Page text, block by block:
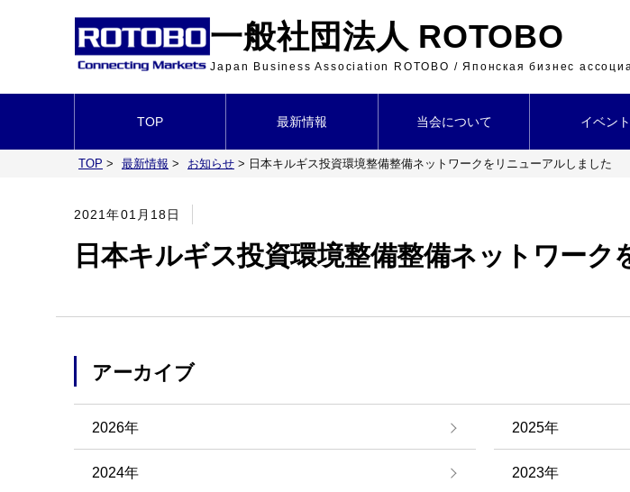
一般社団法人 ROTOBO
Japan Business Association ROTOBO / Японская бизнес
TOP 最新情報 当会について イベント
TOP > 最新情報 > お知らせ > 日本キルギス投資環境整備整備ネットワークをリニューアルしました
2021年01月18日
日本キルギス投資環境整備整備ネットワー
アーカイブ
2026年 2025年
2024年 2023年